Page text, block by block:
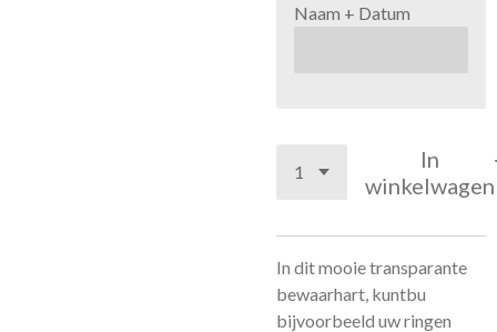
Naam + Datum
In
winkelwagen
In dit mooie transparante
bewaarhart, kuntbu
bijvoorbeeld uw ringen